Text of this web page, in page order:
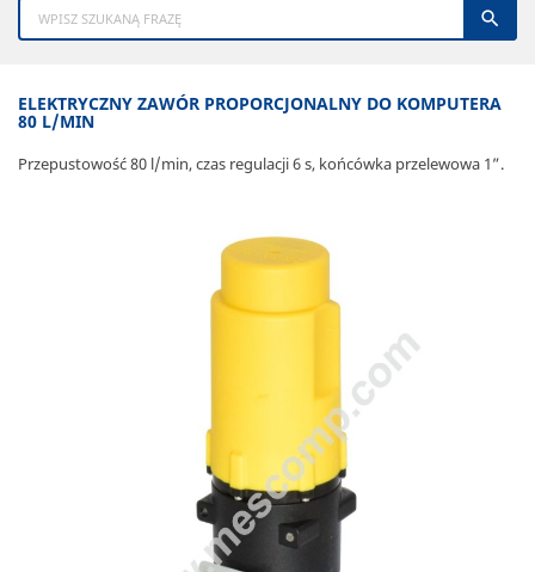

ELEKTRYCZNY ZAWÓR PROPORCJONALNY DO KOMPUTERA
80 L/MIN
Przepustowość 80 l/min, czas regulacji 6 s, końcówka przelewowa 1”.